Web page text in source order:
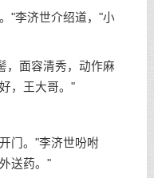
"李济世介绍道，"小
，面容清秀，动作麻
，王大哥。"
门。"李济世吩咐
送药。"